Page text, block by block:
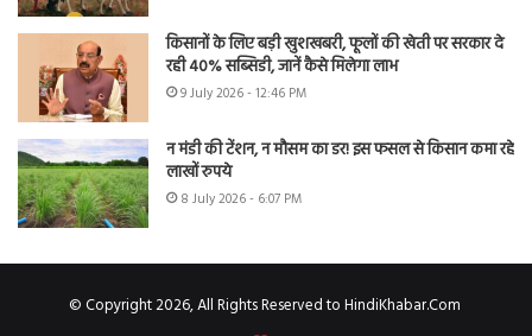
किसानों के लिए बड़ी खुशखबरी, फूलों की खेती पर सरकार दे
रही 40% सब्सिडी, जानें कैसे मिलेगा लाभ
9 July 2026 - 12:46 PM
न मंडी की टेंशन, न मौसम का डर! इस फसल से किसान कमा रहे
लाखों रुपये
8 July 2026 - 6:07 PM
© Copyright 2026, All Rights Reserved to HindiKhabar.Com